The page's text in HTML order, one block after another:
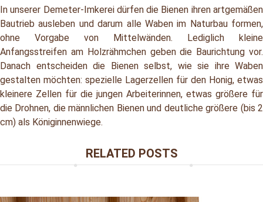
In unserer Demeter-Imkerei dürfen die Bienen ihren artgemäßen
Bautrieb ausleben und darum alle Waben im Naturbau formen,
ohne Vorgabe von Mittelwänden. Lediglich kleine
Anfangsstreifen am Holzrähmchen geben die Baurichtung vor.
Danach entscheiden die Bienen selbst, wie sie ihre Waben
gestalten möchten: spezielle Lagerzellen für den Honig, etwas
kleinere Zellen für die jungen Arbeiterinnen, etwas größere für
die Drohnen, die männlichen Bienen und deutliche größere (bis 2
cm) als Königinnenwiege.
RELATED POSTS